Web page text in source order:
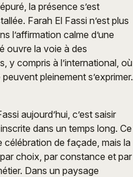
la présence s’est
Farah El Fassi n’est plus
l’affirmation calme d’une
ouvre la voie à des
y compris à l’international, où
pleinement s’exprimer.
aujourd’hui, c’est saisir
dans un temps long. Ce
célébration de façade, mais la
choix, par constance et par
Dans un paysage